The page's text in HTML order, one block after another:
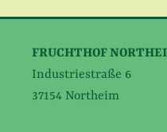
FRUCHTHOF
Industriestraße 6
37154 Northeim